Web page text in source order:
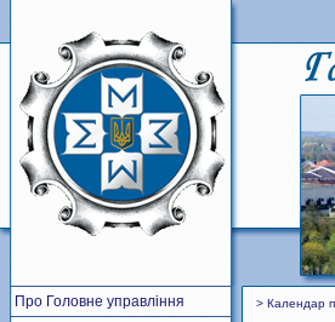
Про Головне управління
> Календар